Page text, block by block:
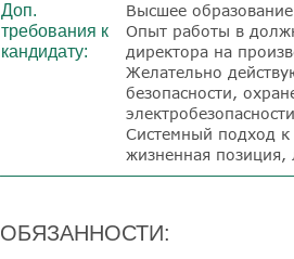
Доп.
требования к
кандидату:
Высшее
Опыт работы в
директора на
Желательно
безопасности,
Системный подход
жизненная позиция,
ОБЯЗАННОСТИ: